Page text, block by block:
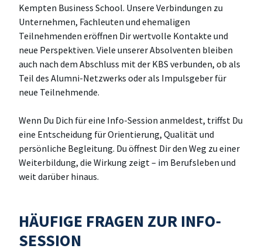
Kempten Business School. Unsere Verbindungen zu
Unternehmen, Fachleuten und ehemaligen
Teilnehmenden eröffnen Dir wertvolle Kontakte und
neue Perspektiven. Viele unserer Absolventen bleiben
auch nach dem Abschluss mit der KBS verbunden, ob als
Teil des Alumni-Netzwerks oder als Impulsgeber für
neue Teilnehmende.
Wenn Du Dich für eine Info-Session anmeldest, triffst Du
eine Entscheidung für Orientierung, Qualität und
persönliche Begleitung. Du öffnest Dir den Weg zu einer
Weiterbildung, die Wirkung zeigt – im Berufsleben und
weit darüber hinaus.
HÄUFIGE FRAGEN ZUR INFO-
SESSION